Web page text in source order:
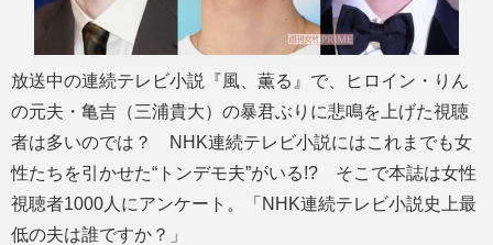
放送中の連続テレビ小説『風、薫る』で、ヒロイン・りん
の元夫・亀吉（三浦貴大）の暴君ぶりに悲鳴を上げた視聴
者は多いのでは？ NHK連続テレビ小説にはこれまでも女
性たちを引かせた“トンデモ夫”がいる!? そこで本誌は女性
視聴者1000人にアンケート。「NHK連続テレビ小説史上最
低の夫は誰ですか？」